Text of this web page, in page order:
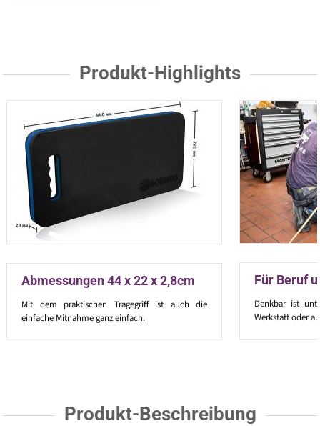
Produkt-Highlights
Abmessungen 44 x 22 x 2,8cm
Mit dem praktischen Tragegriff ist auch die
einfache Mitnahme ganz einfach.
Für Beruf
Denkbar ist
Werkstatt oder
Produkt-Beschreibung